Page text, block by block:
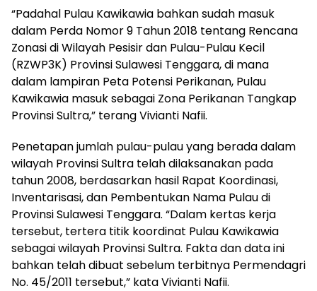
“Padahal Pulau Kawikawia bahkan sudah masuk
dalam Perda Nomor 9 Tahun 2018 tentang Rencana
Zonasi di Wilayah Pesisir dan Pulau-Pulau Kecil
(RZWP3K) Provinsi Sulawesi Tenggara, di mana
dalam lampiran Peta Potensi Perikanan, Pulau
Kawikawia masuk sebagai Zona Perikanan Tangkap
Provinsi Sultra,” terang Vivianti Nafii.
Penetapan jumlah pulau-pulau yang berada dalam
wilayah Provinsi Sultra telah dilaksanakan pada
tahun 2008, berdasarkan hasil Rapat Koordinasi,
Inventarisasi, dan Pembentukan Nama Pulau di
Provinsi Sulawesi Tenggara. “Dalam kertas kerja
tersebut, tertera titik koordinat Pulau Kawikawia
sebagai wilayah Provinsi Sultra. Fakta dan data ini
bahkan telah dibuat sebelum terbitnya Permendagri
No. 45/2011 tersebut,” kata Vivianti Nafii.